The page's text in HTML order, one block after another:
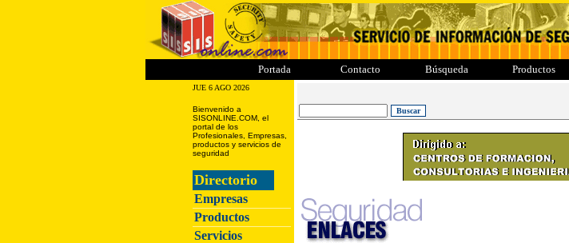
Portada Contacto Búsqueda Productos
JUE 6 AGO 2026
Bienvenido a
SISONLINE.COM, el
portal de los
Profesionales, Empresas,
productos y servicios de
seguridad
Directorio
Empresas
Productos
Servicios